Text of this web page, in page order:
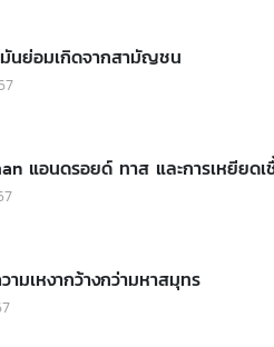
มันย่อมเกิดจากสามัญชน
แอนดรอยด์ ทาส และการเหยียดเ
มเหงากว้างกว่ามหาสมุทร